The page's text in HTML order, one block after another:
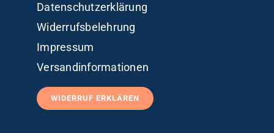
Datenschutzerklärung
Widerrufsbelehrung
Impressum
Versandinformationen
WIDERRUF ERKLÄREN